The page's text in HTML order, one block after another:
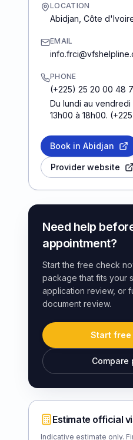
LOCATION
Abidjan Côte
EMAIL
PHONE
(+225) 25 20 00 48
Du lundi au
13h00 à 18h00.
Book in Abidjan
Provider website
Need help
appointment?
Start the free check
package that fits your
application review, or
document review.
Start
Compare
Estimate official
Indicative estimate only.